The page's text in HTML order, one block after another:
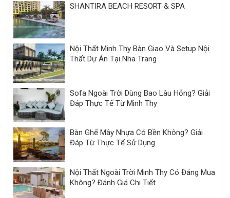
SHANTIRA BEACH RESORT & SPA
Nội Thất Minh Thy Bàn Giao Và Setup Nội
Thất Dự Án Tại Nha Trang
Sofa Ngoài Trời Dùng Bao Lâu Hỏng? Giải
Đáp Thực Tế Từ Minh Thy
Bàn Ghế Mây Nhựa Có Bền Không? Giải
Đáp Từ Thực Tế Sử Dụng
Nội Thất Ngoài Trời Minh Thy Có Đáng Mua
Không? Đánh Giá Chi Tiết